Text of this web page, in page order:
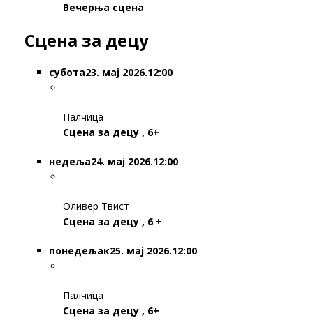
Вечерња сцена
Сцена за децу
субота23. мај 2026.12:00
Палчица
Сцена за децу , 6+
недеља24. мај 2026.12:00
Оливер Твист
Сцена за децу , 6 +
понедељак25. мај 2026.12:00
Палчица
Сцена за децу , 6+